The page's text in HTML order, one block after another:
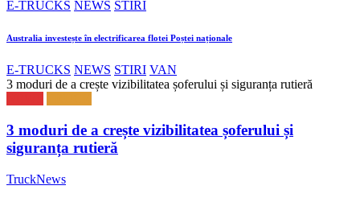
E-TRUCKS NEWS STIRI
Australia investește în electrificarea flotei Poștei naționale
E-TRUCKS NEWS STIRI VAN
3 moduri de a crește vizibilitatea șoferului și siguranța rutieră
3 moduri de a crește vizibilitatea șoferului și
siguranța rutieră
TruckNews